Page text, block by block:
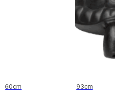
60cm 93cm